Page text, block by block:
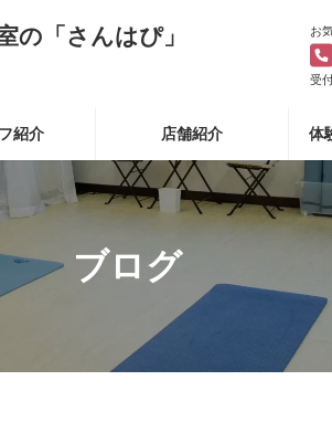
の「さんはぴ」 お
受
紹介 店舗紹介 体
ブログ